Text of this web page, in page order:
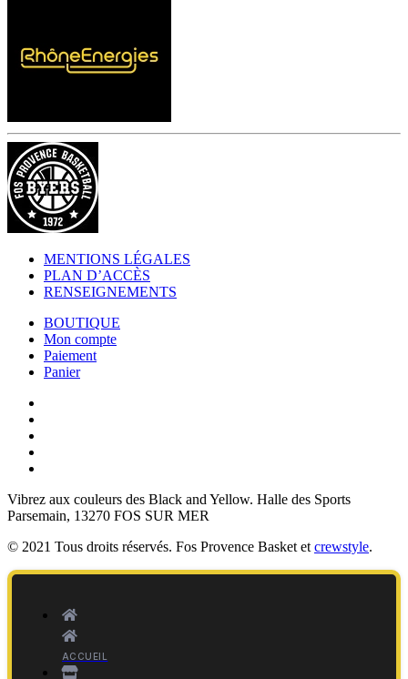
MENTIONS LÉGALES
PLAN D’ACCÈS
RENSEIGNEMENTS
BOUTIQUE
Mon compte
Paiement
Panier
Vibrez aux couleurs des Black and Yellow. Halle des Sports
Parsemain, 13270 FOS SUR MER
© 2021 Tous droits réservés. Fos Provence Basket et crewstyle.
ACCUEIL